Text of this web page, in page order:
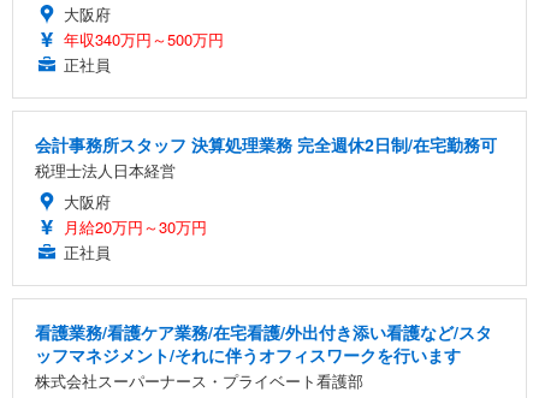
大阪府
年収340万円～500万円
正社員
会計事務所スタッフ 決算処理業務 完全週休2日制/在宅勤務可
税理士法人日本経営
大阪府
月給20万円～30万円
正社員
看護業務/看護ケア業務/在宅看護/外出付き添い看護など/スタ
ッフマネジメント/それに伴うオフィスワークを行います
株式会社スーパーナース・プライベート看護部